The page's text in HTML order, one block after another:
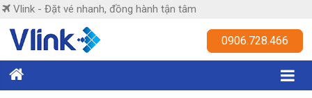
Skip
content
Vlink - Đặt vé nhanh, đồng hành tận tâm
Vlink 0906.728.466